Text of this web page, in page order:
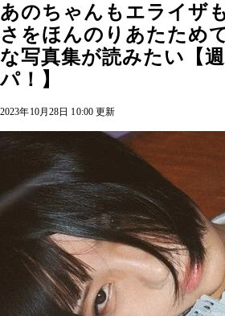
あのちゃんもエライザ
さをほんのりあたため
な写真集が読みたい【
パ！】
2023年10月28日 10:00 更新